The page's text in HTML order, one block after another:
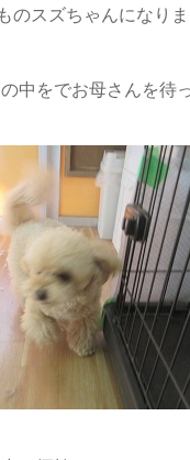
のスズちゃんになり
中をでお母さんを待